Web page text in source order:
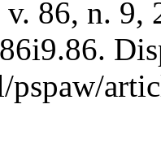
v. 86, n. 9,
pspaw/